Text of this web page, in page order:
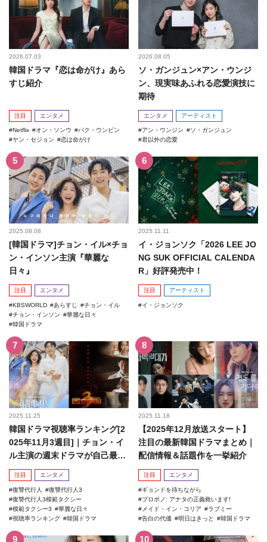
2026.07.03
韓国ドラマ『恋は命がけ』あら
すじ紹介
注目 エンタメ
Netflix オン・ソンウ
パク・ウンビン
ヤン・セジョン
恋は命がけ
2026.08.05
ソ・ガンジュン×アン・ウンジ
ン、現実味あふれる恋愛演技に
期待
エンタメ アーティスト
アン・ウンジン
ソ・ガンジュン
君以外の恋愛
2025.08.08
[韓国ドラマ]チョン・イル×チョ
ン・インソン主演『華麗な
日々』
注目 エンタメ
KBSWORLD あらすじ
チョン・イル
チョン・インソン
華麗な日々
韓国ドラマ
2025.11.11
イ・ジョンソク「2026 LEE JO
NG SUK OFFICIAL CALENDA
R」好評発売中！
注目 アーティスト
イ・ジョンソク
2025.11.25
韓国ドラマ視聴率ランキング[2
025年11月3週目]｜チョン・イ
ル主演の週末ドラマが自己最高
記録を更新！
注目 エンタメ
復讐代行人
復讐代行人3
復讐代行人3模範タクシー
模範タクシー3
華麗な日々
視聴率ランキング
韓国ドラマ
2025.11.18
【2025年12月放送スタート】
注目の最新韓国ドラマまとめ｜
配信情報＆話題作を一挙紹介
注目 エンタメ
ギョンドを待ちながら
プロボノ: アナタの正義救います!
メイド・イン・コリア
ラブミー
告白の代価
明日はきっと 韓国ドラマ